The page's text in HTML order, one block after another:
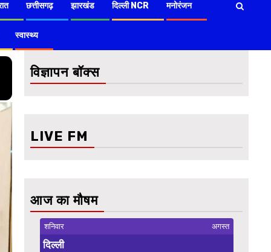
छत्तीसगढ़ झारखंड दिल्ली NCR मनोरंजन
स्वास्थ्य
विज्ञापन बॉक्स
LIVE FM
आज का मौषम
शनिवार अगस्त
दिल्ली